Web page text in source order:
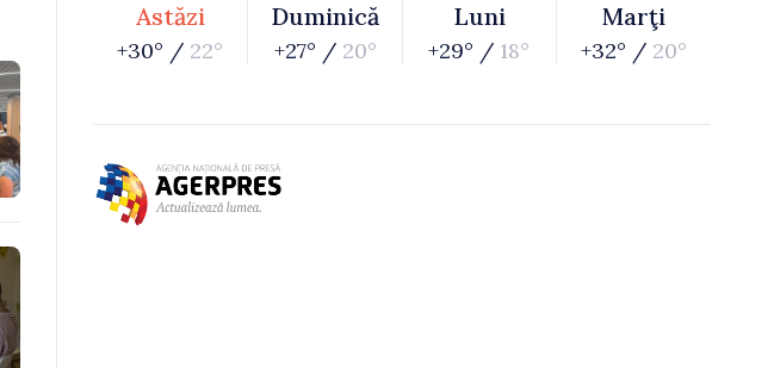
Astăzi
+30° / 22°
Duminică
+27° / 20°
Luni
+29° / 18°
Marţi
+32° / 20°